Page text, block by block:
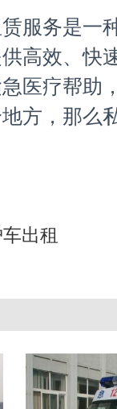
服务是一
高效、快
医疗帮助
方，那么
出租